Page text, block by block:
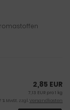
2,85 EUR
7,13 EUR pro 1 kg
% MwSt. zzgl.Versandkosten